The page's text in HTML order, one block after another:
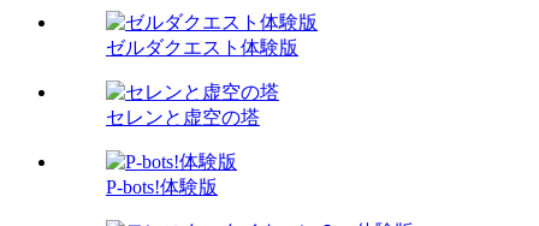
ゼルダクエスト体験版
セレンと虚空の塔
P-bots!体験版